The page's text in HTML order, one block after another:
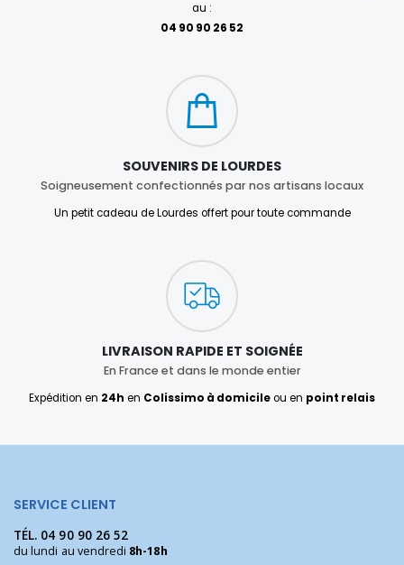
au :
04 90 90 26 52
SOUVENIRS DE LOURDES
Soigneusement confectionnés par nos artisans locaux
Un petit cadeau de Lourdes offert pour toute commande
LIVRAISON RAPIDE ET SOIGNÉE
En France et dans le monde entier
Expédition en 24h en Colissimo à domicileou en point relais
SERVICE CLIENT
TÉL. 04 90 90 26 52
du lundi au vendredi 8h-18h